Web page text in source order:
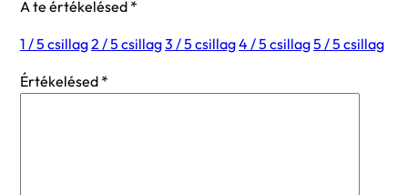
A te értékelésed *
1 / 5 csillag2 / 5 csillag3 / 5 csillag4 / 5 csillag5 / 5 csillag
Értékelésed *